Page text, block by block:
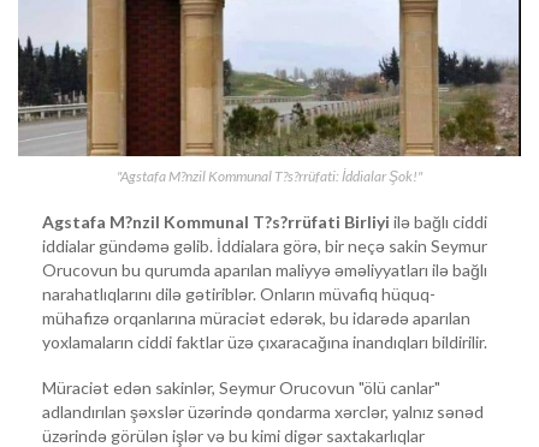
"Agstafa M?nzil Kommunal T?s?rrüfati: İddialar Şok!"
Agstafa M?nzil Kommunal T?s?rrüfati Birliyi ilə bağlı ciddi
iddialar gündəmə gəlib. İddialara görə, bir neçə sakin Seymur
Orucovun bu qurumda aparılan maliyyə əməliyyatları ilə bağlı
narahatlıqlarını dilə gətiriblər. Onların müvafiq hüquq-
mühafizə orqanlarına müraciət edərək, bu idarədə aparılan
yoxlamaların ciddi faktlar üzə çıxaracağına inandıqları bildirilir.
Müraciət edən sakinlər, Seymur Orucovun "ölü canlar"
adlandırılan şəxslər üzərində qondarma xərclər, yalnız sənəd
üzərində görülən işlər və bu kimi digər saxtakarlıqlar